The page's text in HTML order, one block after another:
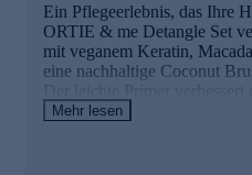
Ein Pflegeerlebnis, das Ihre
ORTIE & me Detangle Set
mit veganem Keratin,
eine nachhaltige Coconut
Der leichte Primer verbessert
vor Hitzeschäden bis 210
Mehr lesen